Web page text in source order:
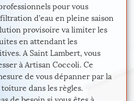
pour vous
d’eau en pleine saison
provisoire va limiter les
en attendant les
A Saint Lambert, vous
à Artisan Coccoli. Ce
de vous dépanner par la
dans les règles.